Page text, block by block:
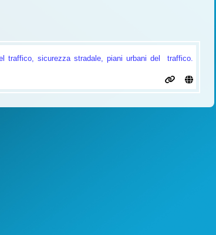
traffico, sicurezza stradale, piani urbani del traffico.